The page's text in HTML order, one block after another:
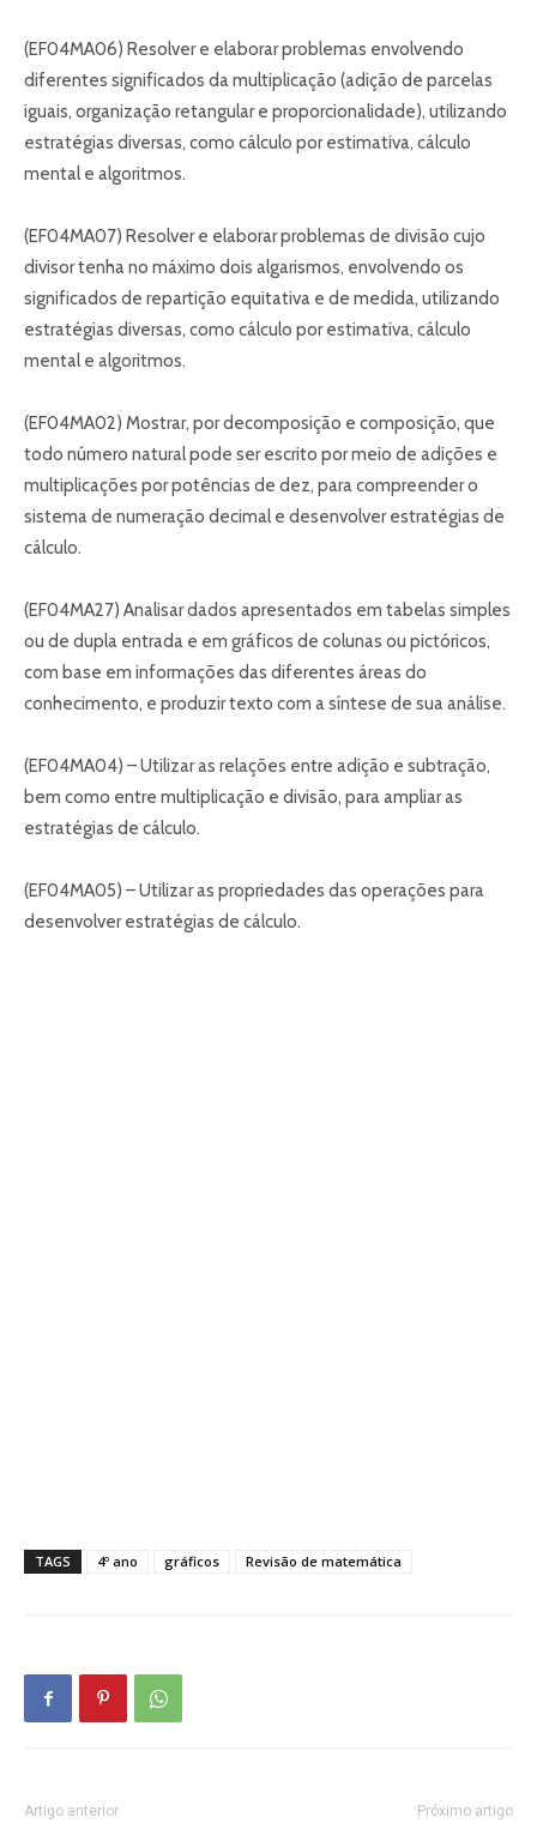
(EF04MA06) Resolver e elaborar problemas envolvendo
diferentes significados da multiplicação (adição de parcelas
iguais, organização retangular e proporcionalidade), utilizando
estratégias diversas, como cálculo por estimativa, cálculo
mental e algoritmos.
(EF04MA07) Resolver e elaborar problemas de divisão cujo
divisor tenha no máximo dois algarismos, envolvendo os
significados de repartição equitativa e de medida, utilizando
estratégias diversas, como cálculo por estimativa, cálculo
mental e algoritmos.
(EF04MA02) Mostrar, por decomposição e composição, que
todo número natural pode ser escrito por meio de adições e
multiplicações por potências de dez, para compreender o
sistema de numeração decimal e desenvolver estratégias de
cálculo.
(EF04MA27) Analisar dados apresentados em tabelas simples
ou de dupla entrada e em gráficos de colunas ou pictóricos,
com base em informações das diferentes áreas do
conhecimento, e produzir texto com a síntese de sua análise.
(EF04MA04) – Utilizar as relações entre adição e subtração,
bem como entre multiplicação e divisão, para ampliar as
estratégias de cálculo.
(EF04MA05) – Utilizar as propriedades das operações para
desenvolver estratégias de cálculo.
TAGS 4º ano gráficos Revisão de matemática
Artigo anterior Próximo artigo